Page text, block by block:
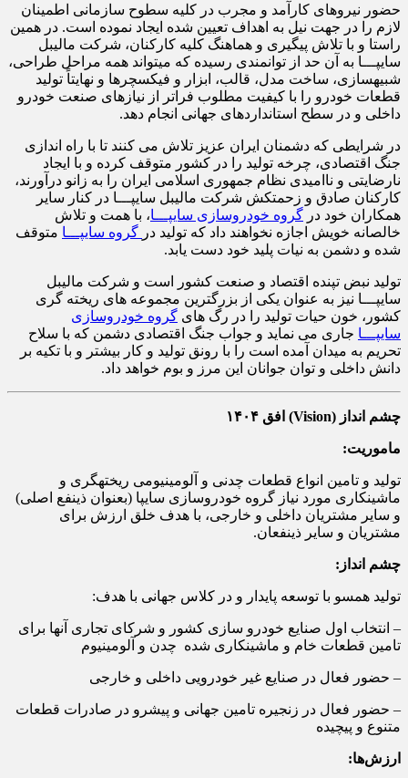
حضور نیروهای کارآمد و مجرب در کلیه سطوح سازمانی اطمینان
لازم را در جهت نیل به اهداف تعیین شده ایجاد نموده است. در همین
راستا و با تلاش پیگیری و هماهنگ کلیه کارکنان، شرکت مالیبل
سایپـــا به آن حد از توانمندی رسیده که می‎تواند همه مراحل طراحی،
شبیه‎سازی، ساخت مدل، قالب، ابزار و فیکسچرها و نهایتاً تولید
قطعات خودرو را با کیفیت مطلوب فراتر از نیازهای صنعت خودرو
داخلی و در سطح استانداردهای جهانی انجام دهد.
در شرایطی که دشمنان ایران عزیز تلاش می­ کنند تا با راه­ اندازی
جنگ اقتصادی، چرخه تولید را در کشور متوقف کرده و با ایجاد
نارضایتی و ناامیدی نظام جمهوری اسلامی ایران را به زانو درآورند،
کارکنان صادق و زحمتکش شرکت مالیبل سایپـــا در کنار سایر
همکاران خود در گروه خودروسازی سایپـــا، با همت و تلاش
خالصانه خویش اجازه نخواهند داد که تولید در گروه سایپـــا متوقف
شده و دشمن به نیات پلید خود دست یابد.
تولید نبض تپنده اقتصاد و صنعت کشور است و شرکت مالیبل
سایپـــا نیز به­ عنوان یکی از بزرگترین مجموعه­ های ریخته­ گری
کشور، خون حیات تولید را در رگ­ های گروه خودروسازی
سایپـــا جاری می­ نماید و جواب جنگ اقتصادی دشمن که با سلاح
تحریم به میدان آمده است را با رونق تولید و کار بیشتر و با تکیه بر
دانش داخلی و توان جوانان این مرز و بوم خواهد داد.
چشم انداز (Vision) افق ۱۴۰۴
ماموریت:
تولید و تامین انواع قطعات چدنی و آلومینیومی ریخته‎گری و
ماشینکاری مورد نیاز گروه خودروسازی سایپا (بعنوان ذینفع اصلی)
و سایر مشتریان داخلی و خارجی، با هدف خلق ارزش برای
مشتریان و سایر ذینفعان.
چشم انداز:
تولید همسو با توسعه پایدار و در کلاس جهانی با هدف:
– انتخاب اول صنایع خودرو سازی کشور و شرکای تجاری آنها برای
تامین قطعات خام و ماشینکاری شده چدن و آلومینیوم
– حضور فعال در صنایع غیر خودرویی داخلی و خارجی
– حضور فعال در زنجیره تامین جهانی و پیشرو در صادرات قطعات
متنوع و پیچیده
ارزش‌ها: